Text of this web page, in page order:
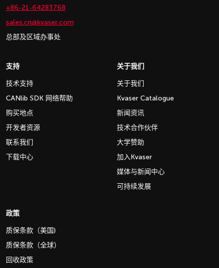
+86-21-64283768
sales.cn@kvaser.com
总部及区域办事处
支持
技术支持
CANlib SDK 网络帮助
购买地点
开发者资源
联系我们
下载中心
关于我们
关于我们
Kvaser Catalogue
新闻资讯
技术合作伙伴
大学赞助
加入Kvaser
媒体与新闻中心
可持续发展
政策
质保条款（美国)
质保条款（全球）
回收政策